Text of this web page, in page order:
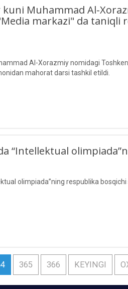
kuni Muhammad Al-
markazi" da taniqli
Al-Xorazmiy nomidagi
mahorat darsi tashkil etildi.
“Intellektual
olimpiada”ning respublika
365 366 KEYINGI